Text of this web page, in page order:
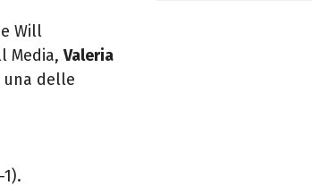
Will
Media, Valeria
una delle